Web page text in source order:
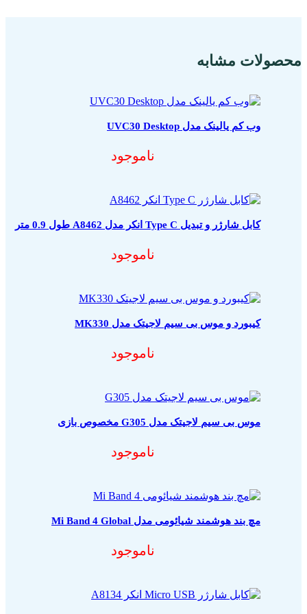
محصولات مشابه
وب کم یالینک مدل UVC30 Desktop
ناموجود
کابل شارژر و تبدیل Type C انکر مدل A8462 طول 0.9 متر
ناموجود
کیبورد و موس بی سیم لاجیتک مدل MK330
ناموجود
موس بی سیم لاجیتک مدل G305 مخصوص بازی
ناموجود
مچ بند هوشمند شیائومی مدل Mi Band 4 Global
ناموجود